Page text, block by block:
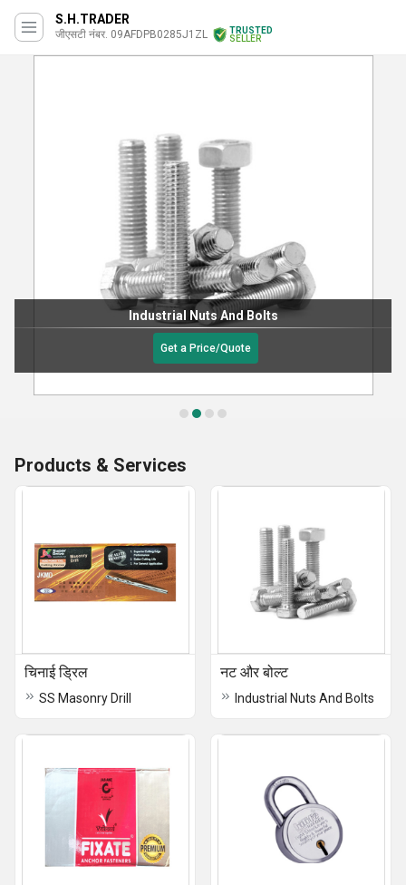
S.H.TRADER
जीएसटी नंबर. 09AFDPB0285J1ZL
TRUSTED
SELLER
Industrial Nuts And Bolts
Get a Price/Quote
Products & Services
चिनाई ड्रिल
SS Masonry Drill
नट और बोल्ट
Industrial Nuts And Bolts